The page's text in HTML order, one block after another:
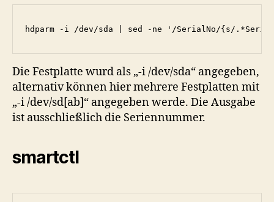
hdparm -i /dev/sda | sed -ne '/SerialNo/{s/
Die Festplatte wurd als „-i /dev/sda“ angegeben,
alternativ können hier mehrere Festplatten mit
„-i /dev/sd[ab]“ angegeben werde. Die Ausgabe
ist ausschließlich die Seriennummer.
smartctl